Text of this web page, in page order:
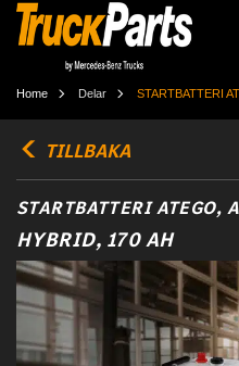
Home Delar STARTBATTERI
TILLBAKA
STARTBATTERI ATEGO,
HYBRID, 170 AH